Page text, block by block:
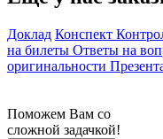
Доклад Конспект
на билеты Ответы на
оригинальности
Поможем Вам со
сложной задачкой!